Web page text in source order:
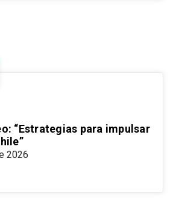
“Estrategias para impulsar
2026